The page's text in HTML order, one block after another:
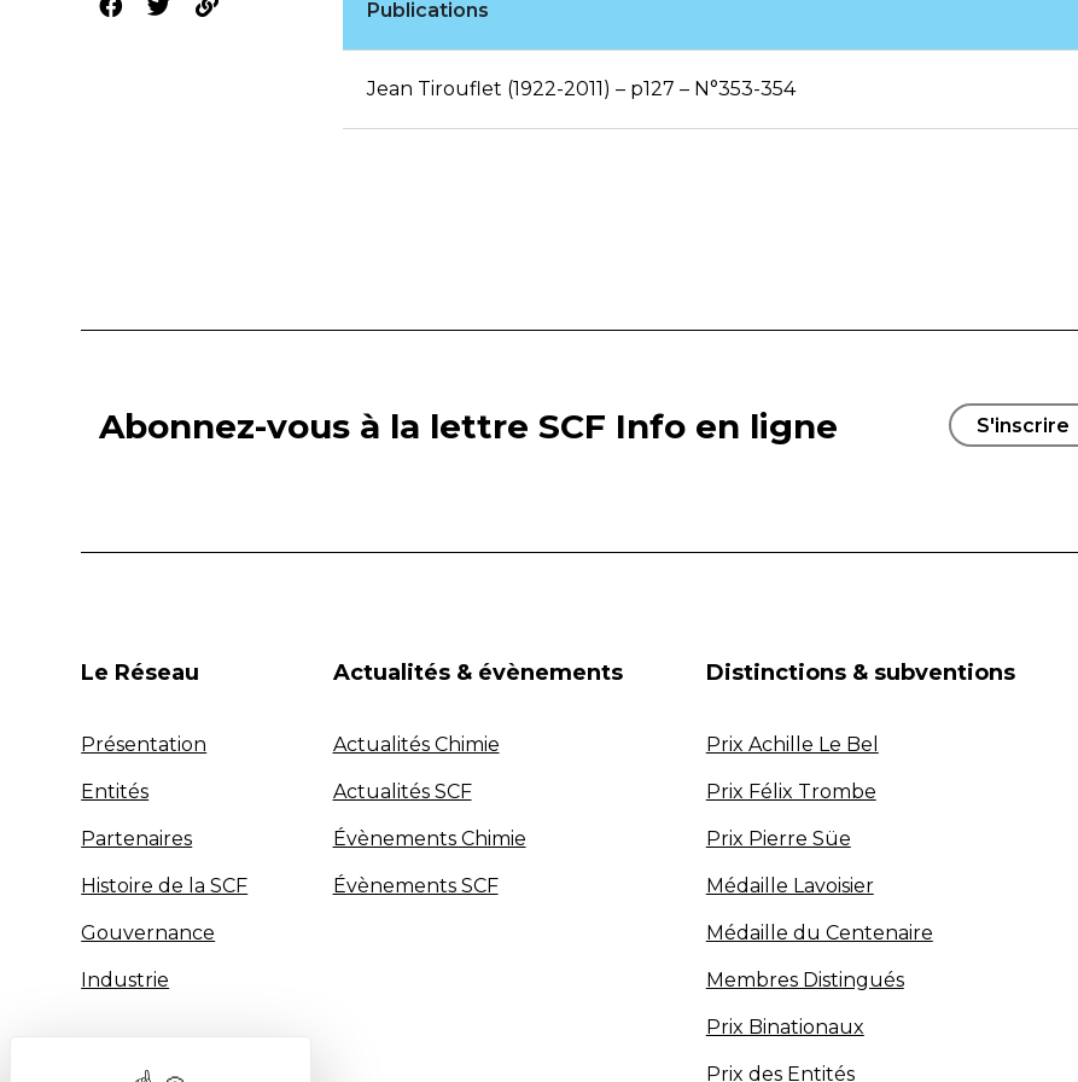
Publications
Jean Tirouflet (1922-2011) – p127 – N°353-354
Abonnez-vous à la lettre SCF Info en ligne S'inscrire
Le Réseau
Présentation
Entités
Partenaires
Histoire de la SCF
Gouvernance
Industrie
Actualités & évènements
Actualités Chimie
Actualités SCF
Évènements Chimie
Évènements SCF
Distinctions & subventions
Prix Achille Le Bel
Prix Félix Trombe
Prix Pierre Süe
Médaille Lavoisier
Médaille du Centenaire
Membres Distingués
Prix Binationaux
Prix des Entités